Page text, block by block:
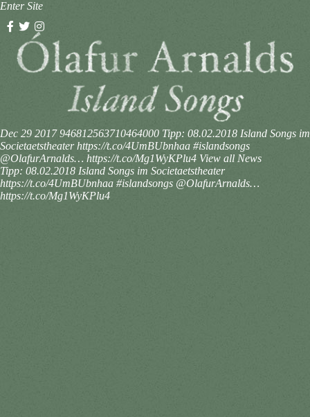
Enter Site
Dec 29 2017946812563710464000 Tipp: 08.02.2018 Island Songs im
Societaetstheater https://t.co/4UmBUbnhaa #islandsongs
@OlafurArnalds… https://t.co/Mg1WyKPlu4 View all News
Tipp: 08.02.2018 Island Songs im Societaetstheater
https://t.co/4UmBUbnhaa #islandsongs @OlafurArnalds…
https://t.co/Mg1WyKPlu4